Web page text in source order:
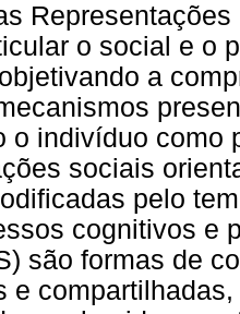
o social e o
a
o indivíduo como
sociais
pelo
cognitivos e
são formas de
e